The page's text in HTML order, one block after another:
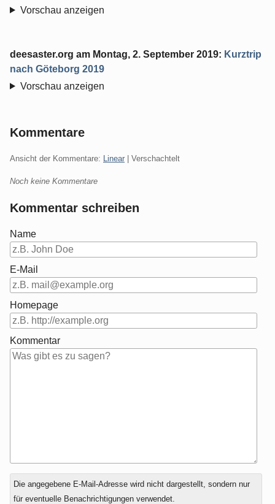
Vorschau anzeigen
deesaster.org am Montag, 2. September 2019: Kurztrip
nach Göteborg 2019
Vorschau anzeigen
Kommentare
Ansicht der Kommentare: Linear | Verschachtelt
Noch keine Kommentare
Kommentar schreiben
Name
E-Mail
Homepage
Kommentar
Antwort
zu
Die angegebene E-Mail-Adresse wird nicht dargestellt, sondern nur
für eventuelle Benachrichtigungen verwendet.